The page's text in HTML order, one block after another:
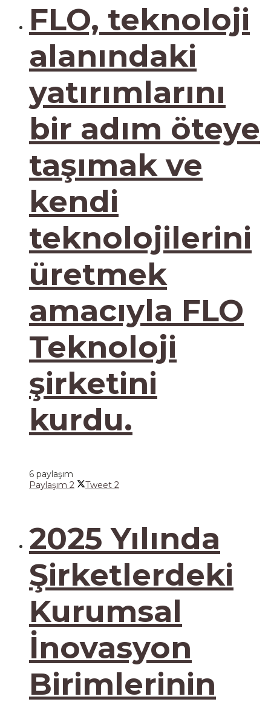
FLO, teknoloji
alanındaki
yatırımlarını
bir adım öteye
taşımak ve
kendi
teknolojilerini
üretmek
amacıyla FLO
Teknoloji
şirketini
kurdu.
6 paylaşım
Paylaşım 2 Tweet 2
2025 Yılında
Şirketlerdeki
Kurumsal
İnovasyon
Birimlerinin